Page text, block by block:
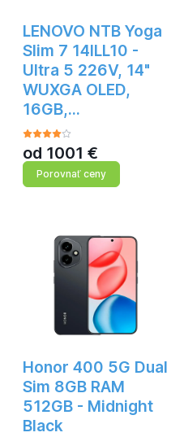
LENOVO NTB Yoga
Slim 7 14ILL10 -
Ultra 5 226V, 14"
WUXGA OLED,
16GB,…
od 1001 €
Porovnať ceny
Honor 400 5G Dual
Sim 8GB RAM
512GB - Midnight
Black